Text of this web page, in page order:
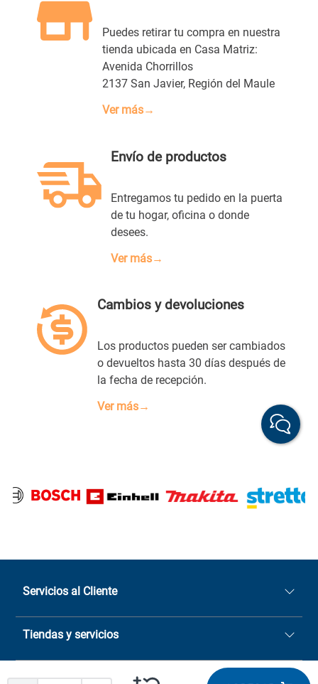
Puedes retirar tu compra en nuestra
tienda ubicada en Casa Matriz:
Avenida Chorrillos
2137 San Javier, Región del Maule
Ver más→
Envío de productos
Entregamos tu pedido en la puerta
de tu hogar, oficina o donde
desees.
Ver más→
Cambios y devoluciones
Los productos pueden ser cambiados
o devueltos hasta 30 días después de
la fecha de recepción.
Ver más→
Servicios al Cliente
Quiénes somos
Sucursales
Tiendas y servicios
Casa Matriz: Avenida Chorrillos
2137 San Javier, Fono (73)
Chilecompras